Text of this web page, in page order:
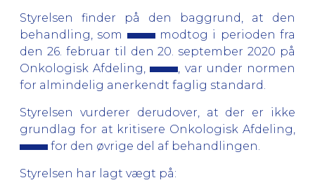
Styrelsen finder på den baggrund, at den
behandling, som
modtog i perioden fra
den 26. februar til den 20. september 2020 på
Onkologisk Afdeling,
, var under normen
for almindelig anerkendt faglig standard.
Styrelsen vurderer derudover, at der er ikke
grundlag for at kritisere Onkologisk Afdeling,
for den øvrige del af behandlingen.
Styrelsen har lagt vægt på: